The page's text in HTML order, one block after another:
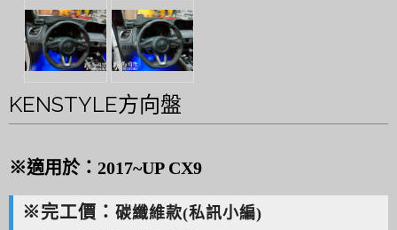
KENSTYLE方向盤
※適用於：2017~UP CX9
※完工價： 碳纖維款(私訊小編)